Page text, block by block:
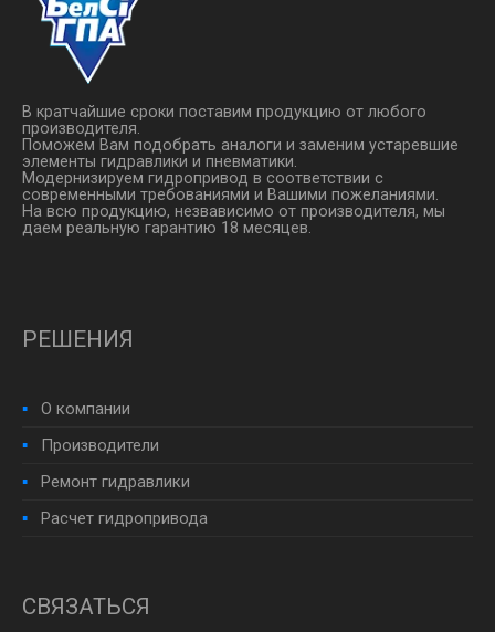
В кратчайшие сроки поставим продукцию от любого
производителя.
Поможем Вам подобрать аналоги и заменим устаревшие
элементы гидравлики и пневматики.
Модернизируем гидропривод в соответствии с
современными требованиями и Вашими пожеланиями.
На всю продукцию, незвависимо от производителя, мы
даем реальную гарантию 18 месяцев.
РЕШЕНИЯ
О компании
Производители
Ремонт гидравлики
Расчет гидропривода
СВЯЗАТЬСЯ